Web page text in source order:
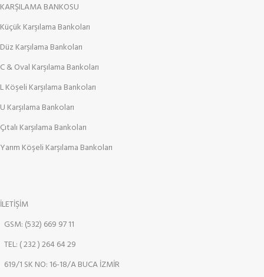
KARŞILAMA BANKOSU
Küçük Karşılama Bankoları
Düz Karşılama Bankoları
C & Oval Karşılama Bankoları
L Köşeli Karşılama Bankoları
U Karşılama Bankoları
Çıtalı Karşılama Bankoları
Yarım Köşeli Karşılama Bankoları
İLETİŞİM
GSM: (532) 669 97 11
TEL: ( 232 ) 264 64 29
619/1 SK NO: 16-18/A BUCA İZMİR